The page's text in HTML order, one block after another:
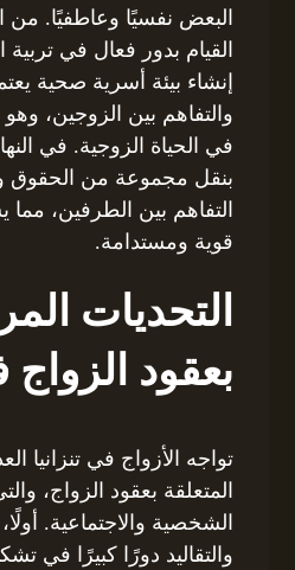
البعض نفسيًا وعاطفيًا. من
القيام بدور فعال في تربية
إنشاء بيئة أسرية صحية
والتفاهم بين الزوجين، وهو
في الحياة الزوجية. في
بنقل مجموعة من الحقوق
التفاهم بين الطرفين، مما
قوية ومستدامة.
التحديات
بعقود الزواج
تواجه الأزواج في تنزانيا
المتعلقة بعقود الزواج،
الشخصية والاجتماعية.
والتقاليد دورًا كبيرًا في